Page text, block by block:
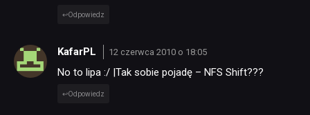
Odpowiedz
KafarPL 12 czerwca 2010 o 18:05
No to lipa :/ |Tak sobie pojadę – NFS Shift???
Odpowiedz